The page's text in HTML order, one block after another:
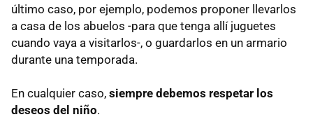
último caso, por ejemplo, podemos proponer llevarlos
a casa de los abuelos -para que tenga allí juguetes
cuando vaya a visitarlos-, o guardarlos en un armario
durante una temporada.
En cualquier caso, siempre debemos respetar los
deseos del niño.